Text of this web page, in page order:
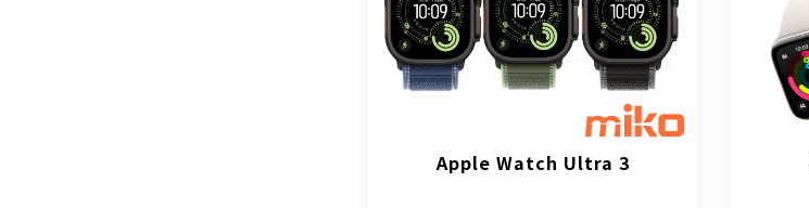
Apple Watch Ultra 3